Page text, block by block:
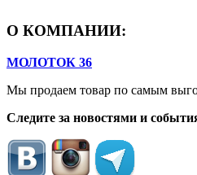
О КОМПАНИИ:
МОЛОТОК 36
Мы продаем товар по самым
Следите за новостями и